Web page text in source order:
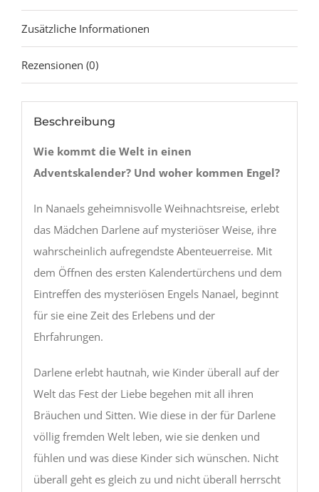
Zusätzliche Informationen
Rezensionen (0)
Beschreibung
Wie kommt die Welt in einen
Adventskalender? Und woher kommen Engel?
In Nanaels geheimnisvolle Weihnachtsreise, erlebt
das Mädchen Darlene auf mysteriöser Weise, ihre
wahrscheinlich aufregendste Abenteuerreise. Mit
dem Öffnen des ersten Kalendertürchens und dem
Eintreffen des mysteriösen Engels Nanael, beginnt
für sie eine Zeit des Erlebens und der
Ehrfahrungen.
Darlene erlebt hautnah, wie Kinder überall auf der
Welt das Fest der Liebe begehen mit all ihren
Bräuchen und Sitten. Wie diese in der für Darlene
völlig fremden Welt leben, wie sie denken und
fühlen und was diese Kinder sich wünschen. Nicht
überall geht es gleich zu und nicht überall herrscht